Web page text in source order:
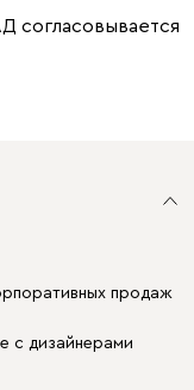
согласовывается
продаж
с дизайнерами